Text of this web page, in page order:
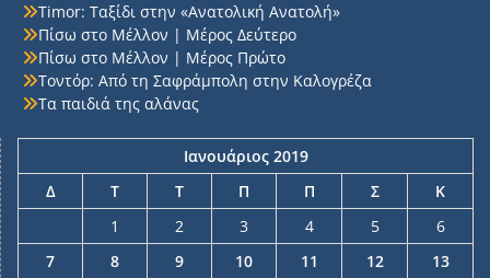
Timor: Ταξίδι στην «Ανατολική Ανατολή»
Πίσω στο Μέλλον | Μέρος Δεύτερο
Πίσω στο Μέλλον | Μέρος Πρώτο
Τοντόρ: Από τη Σαφράμπολη στην Καλογρέζα
Τα παιδιά της αλάνας
Ιανουάριος 2019
Δ
Τ Τ Π Π Σ
Κ
1
2 3 4 5
6
7
8 9 10 11 12
13